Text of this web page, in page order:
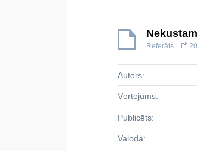
Referāts 20
Autors:
Vērtējums:
Publicēts:
Valoda: